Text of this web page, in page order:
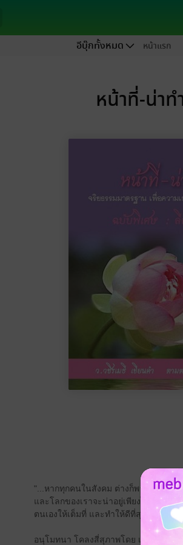
อีบุ๊กทั้งหมด หน้าแรก
หน้าที่-น่า
"...หากทุกคนในสังคม ต่างก็พากันหันมา
และโลกของเราจะน่าอยู่เพียงไร ขอให้
ตนเองให้เต็มที่ และทำให้ดีที่สุดเสียตั้งแต่
อนุโมทนา โคลงสี่สุภาพโดย เสลาลักษณ์